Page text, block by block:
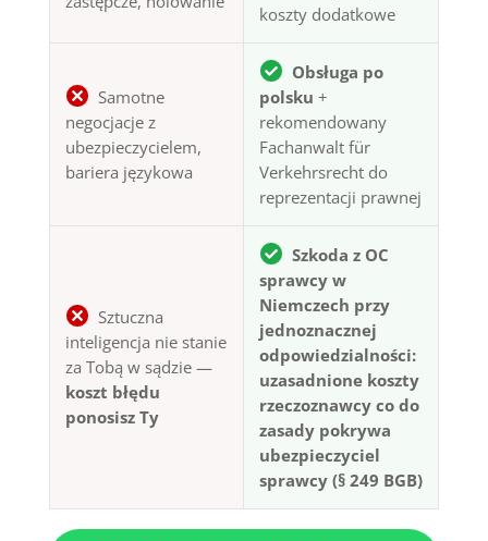
koszty dodatkowe
Samotne
negocjacje z
ubezpieczycielem,
bariera językowa
Obsługa po
polsku +
rekomendowany
Fachanwalt für
Verkehrsrecht do
reprezentacji prawnej
Sztuczna
inteligencja nie stanie
za Tobą w sądzie —
koszt błędu
ponosisz Ty
Szkoda z OC
sprawcy w
Niemczech przy
jednoznacznej
odpowiedzialności:
uzasadnione koszty
rzeczoznawcy co do
zasady pokrywa
ubezpieczyciel
sprawcy (§ 249 BGB)